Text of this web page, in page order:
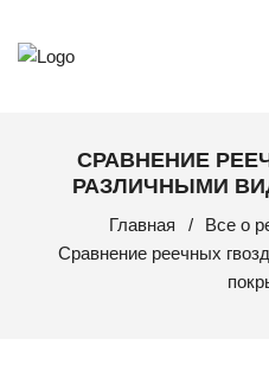
СРАВНЕНИЕ
РАЗЛИЧНЫМИ
Главная
Все о
Сравнение реечных